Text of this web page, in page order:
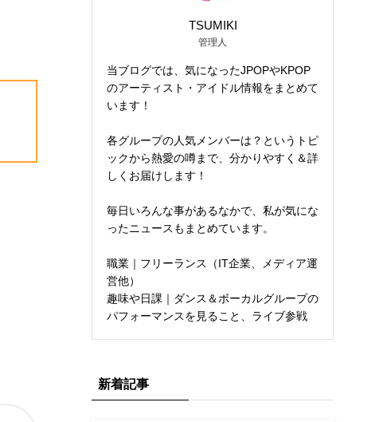
TSUMIKI
管理人
当ブログでは、気になったJPOPやKPOP
のアーティスト・アイドル情報をまとめて
います！
各グループの人気メンバーは？というトピ
ックから熱愛の噂まで、分かりやすく＆詳
しくお届けします！
毎日いろんな事があるなかで、私が気にな
ったニュースもまとめています。
職業｜フリーランス（IT企業、メディア運
営他）
趣味や日課｜ダンス＆ボーカルグループの
パフォーマンスを見ること、ライブ参戦
新着記事